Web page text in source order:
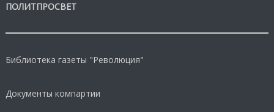
ПОЛИТПРОСВЕТ
Библиотека газеты "Революция"
Документы компартии